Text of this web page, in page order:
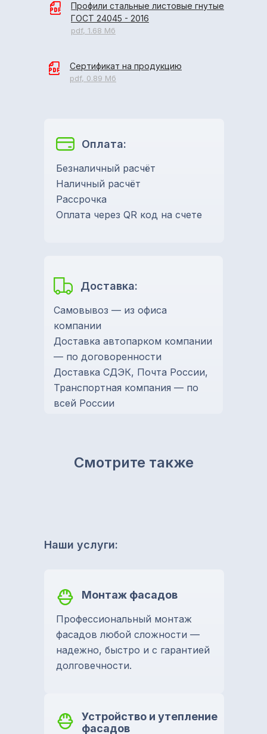
Профили стальные листовые гнутые
ГОСТ 24045 - 2016
pdf, 1.68 Мб
Сертификат на продукцию
pdf, 0.89 Мб
Доставка:
Самовывоз — из офиса
компании
Доставка автопарком компании
— по договоренности
Доставка СДЭК, Почта России,
Транспортная компания — по
всей России
Оплата:
Безналичный расчёт
Наличный расчёт
Рассрочка
Оплата через QR код на счете
Смотрите также
Монтаж фасадов
Профессиональный монтаж
фасадов любой сложности —
надежно, быстро и с гарантией
долговечности.
Устройство и утепление
фасадов
Наши услуги: